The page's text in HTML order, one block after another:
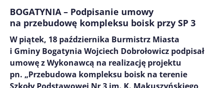
BOGATYNIA – Podpisanie umowy
na przebudowę kompleksu boisk przy SP 3
W piątek, 18 października Burmistrz Miasta
i Gminy Bogatynia Wojciech Dobrołowicz podpisał
umowę z Wykonawcą na realizację projektu
pn. „Przebudowa kompleksu boisk na terenie